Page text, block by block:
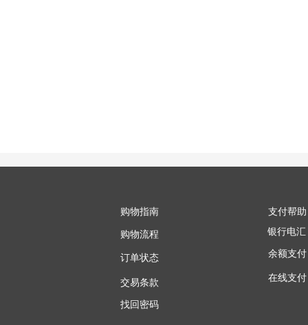
购物指南
购物流程
订单状态
交易条款
找回密码
支付帮助
银行电汇
余额支付
在线支付